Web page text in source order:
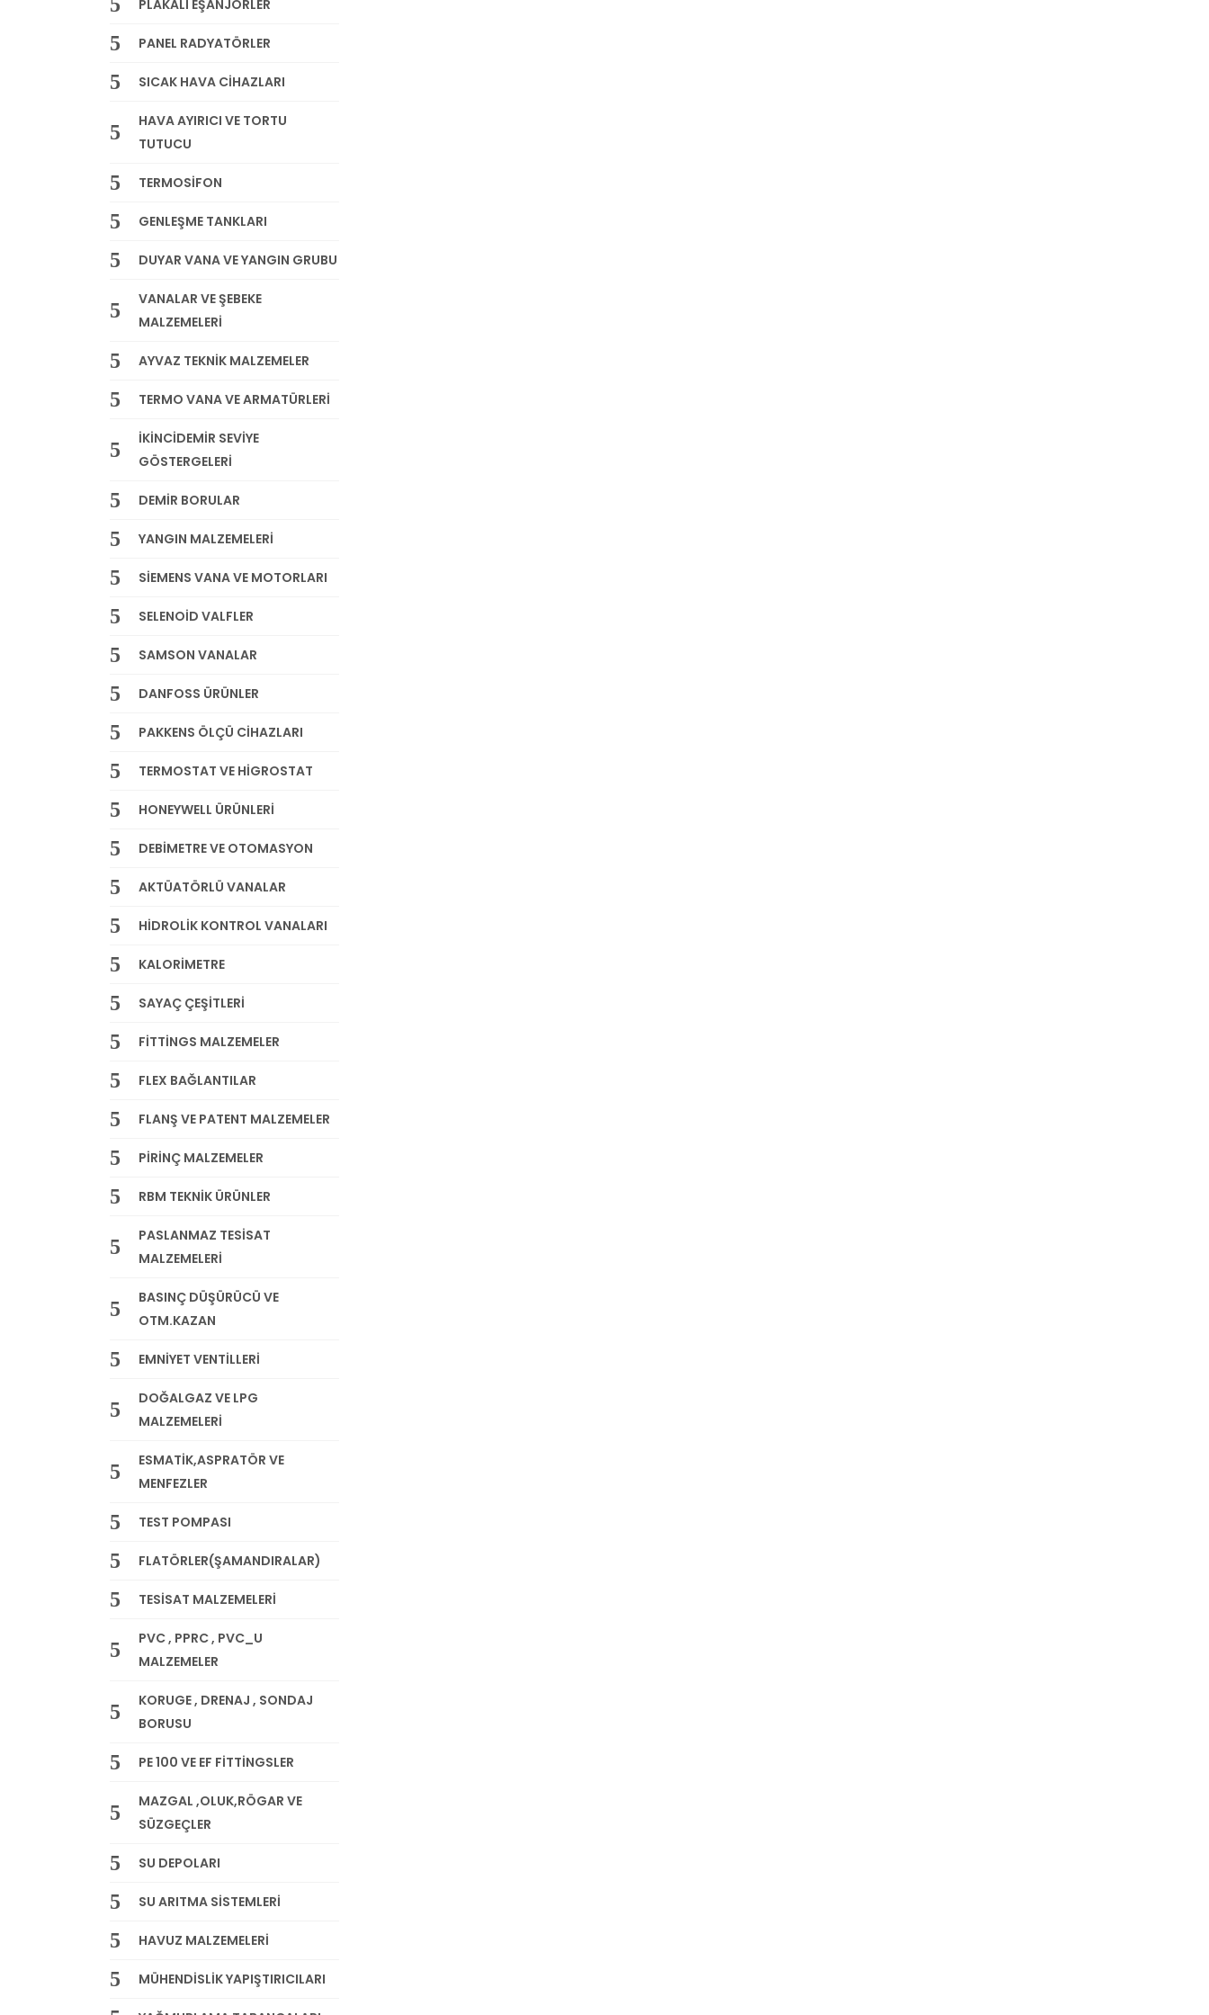
PLAKALI EŞANJÖRLER
PANEL RADYATÖRLER
SICAK HAVA CİHAZLARI
HAVA AYIRICI VE TORTU
TUTUCU
TERMOSİFON
GENLEŞME TANKLARI
DUYAR VANA VE YANGIN GRUBU
VANALAR VE ŞEBEKE
MALZEMELERİ
AYVAZ TEKNİK MALZEMELER
TERMO VANA VE ARMATÜRLERİ
İKİNCİDEMİR SEVİYE
GÖSTERGELERİ
DEMİR BORULAR
YANGIN MALZEMELERİ
SİEMENS VANA VE MOTORLARI
SELENOİD VALFLER
SAMSON VANALAR
DANFOSS ÜRÜNLER
PAKKENS ÖLÇÜ CİHAZLARI
TERMOSTAT VE HİGROSTAT
HONEYWELL ÜRÜNLERİ
DEBİMETRE VE OTOMASYON
AKTÜATÖRLÜ VANALAR
HİDROLİK KONTROL VANALARI
KALORİMETRE
SAYAÇ ÇEŞİTLERİ
FİTTİNGS MALZEMELER
FLEX BAĞLANTILAR
FLANŞ VE PATENT MALZEMELER
PİRİNÇ MALZEMELER
RBM TEKNİK ÜRÜNLER
PASLANMAZ TESİSAT
MALZEMELERİ
BASINÇ DÜŞÜRÜCÜ VE
OTM.KAZAN
EMNİYET VENTİLLERİ
DOĞALGAZ VE LPG
MALZEMELERİ
ESMATİK,ASPRATÖR VE
MENFEZLER
TEST POMPASI
FLATÖRLER(ŞAMANDIRALAR)
TESİSAT MALZEMELERİ
PVC , PPRC , PVC_U
MALZEMELER
KORUGE , DRENAJ , SONDAJ
BORUSU
PE 100 VE EF FİTTİNGSLER
MAZGAL ,OLUK,RÖGAR VE
SÜZGEÇLER
SU DEPOLARI
SU ARITMA SİSTEMLERİ
HAVUZ MALZEMELERİ
MÜHENDİSLİK YAPIŞTIRICILARI